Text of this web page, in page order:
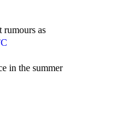
rumours as
in the summer